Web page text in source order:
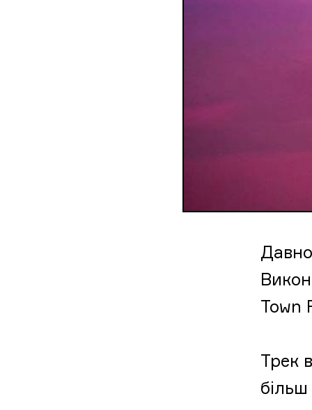
Давно
Трек
більш